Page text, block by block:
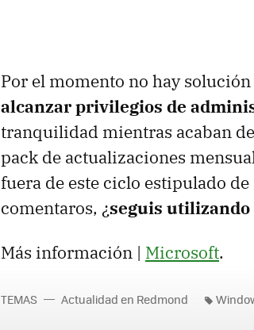
Por el momento no hay
alcanzar privilegios de
tranquilidad mientras acaban
pack de actualizaciones
fuera de este ciclo estipulado
comentaros, ¿seguis utilizando
Más información | Microsoft.
TEMAS Actualidad en Redmond